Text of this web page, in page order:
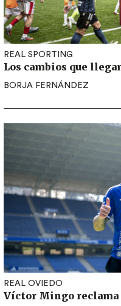
REAL SPORTING
Los cambios que
BORJA FERNÁNDEZ
REAL OVIEDO
Víctor Mingo reclama